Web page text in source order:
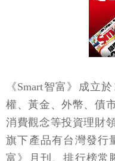
《Smart智富》成立
權、黃金、外幣、債
消費觀念等投資理財
旗下產品有台灣發行
富》月刊、排行榜常